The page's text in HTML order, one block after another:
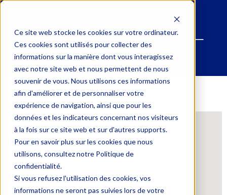
Ce site web stocke les cookies sur votre ordinateur.
Ces cookies sont utilisés pour collecter des
informations sur la manière dont vous interagissez
avec notre site web et nous permettent de nous
souvenir de vous. Nous utilisons ces informations
afin d'améliorer et de personnaliser votre
expérience de navigation, ainsi que pour les
données et les indicateurs concernant nos visiteurs
à la fois sur ce site web et sur d'autres supports.
Pour en savoir plus sur les cookies que nous
utilisons, consultez notre Politique de
confidentialité.
Si vous refusez l'utilisation des cookies, vos
informations ne seront pas suivies lors de votre
BASSIN DE THAU
POMPES FUNEBRES –
Poussan